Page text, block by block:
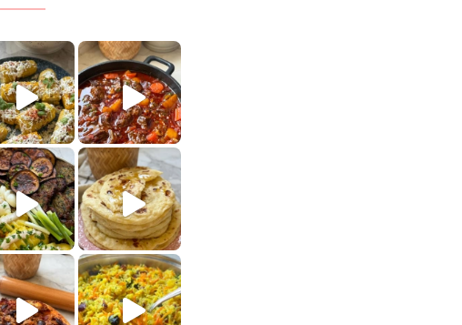
. גולש המר
קלחי תירס צרובים על מחבת עם גבינה בולגרית מעודנת מ
נשנושי פרגיות קריספיים ממכרים שמכינים בכמה
לחם מחבת שהוא שילוב של מופלטה וספינז׳, רעיון מעולאז מה בשבילכם? בפ
פסטל טוניסאי לתשעת הימים, חשבתי מה לחדש לכם
למתכון
פיצה של תשעת הימים ולמה היא נקראת ככה? ההסבר בסרטו
מז׳ווז׳ין או בתרגום לעברית, מחותנים